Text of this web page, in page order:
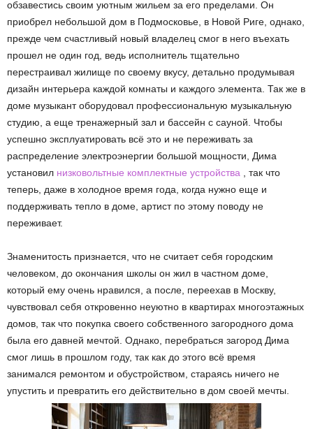
обзавестись своим уютным жильем за его пределами. Он
приобрел небольшой дом в Подмосковье, в Новой Риге, однако,
прежде чем счастливый новый владелец смог в него въехать
прошел не один год, ведь исполнитель тщательно
перестраивал жилище по своему вкусу, детально продумывая
дизайн интерьера каждой комнаты и каждого элемента. Так же в
доме музыкант оборудовал профессиональную музыкальную
студию, а еще тренажерный зал и бассейн с сауной. Чтобы
успешно эксплуатировать всё это и не переживать за
распределение электроэнергии большой мощности, Дима
установил низковольтные комплектные устройства , так что
теперь, даже в холодное время года, когда нужно еще и
поддерживать тепло в доме, артист по этому поводу не
переживает.
Знаменитость признается, что не считает себя городским
человеком, до окончания школы он жил в частном доме,
который ему очень нравился, а после, переехав в Москву,
чувствовал себя откровенно неуютно в квартирах многоэтажных
домов, так что покупка своего собственного загородного дома
была его давней мечтой. Однако, перебраться загород Дима
смог лишь в прошлом году, так как до этого всё время
занимался ремонтом и обустройством, стараясь ничего не
упустить и превратить его действительно в дом своей мечты.